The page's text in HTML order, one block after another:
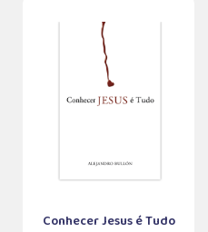
Conhecer Jesus é Tudo